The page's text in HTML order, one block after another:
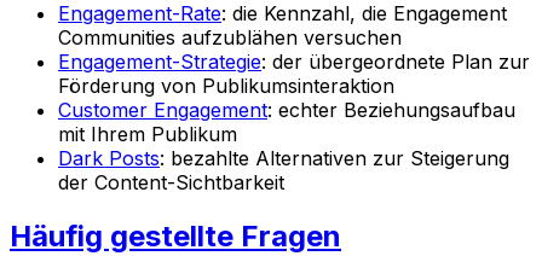
Engagement-Rate: die Kennzahl, die Engagement
Communities aufzublähen versuchen
Engagement-Strategie: der übergeordnete Plan zur
Förderung von Publikumsinteraktion
Customer Engagement: echter Beziehungsaufbau
mit Ihrem Publikum
Dark Posts: bezahlte Alternativen zur Steigerung
der Content-Sichtbarkeit
Häufig gestellte Fragen